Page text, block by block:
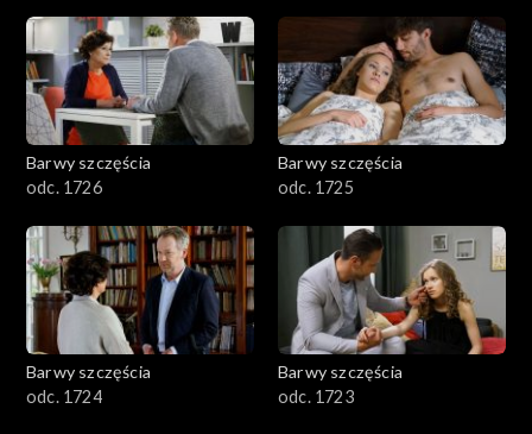
Barwy szczęścia
odc. 1726
Barwy szczęścia
odc. 1725
Barwy szczęścia
odc. 1724
Barwy szczęścia
odc. 1723